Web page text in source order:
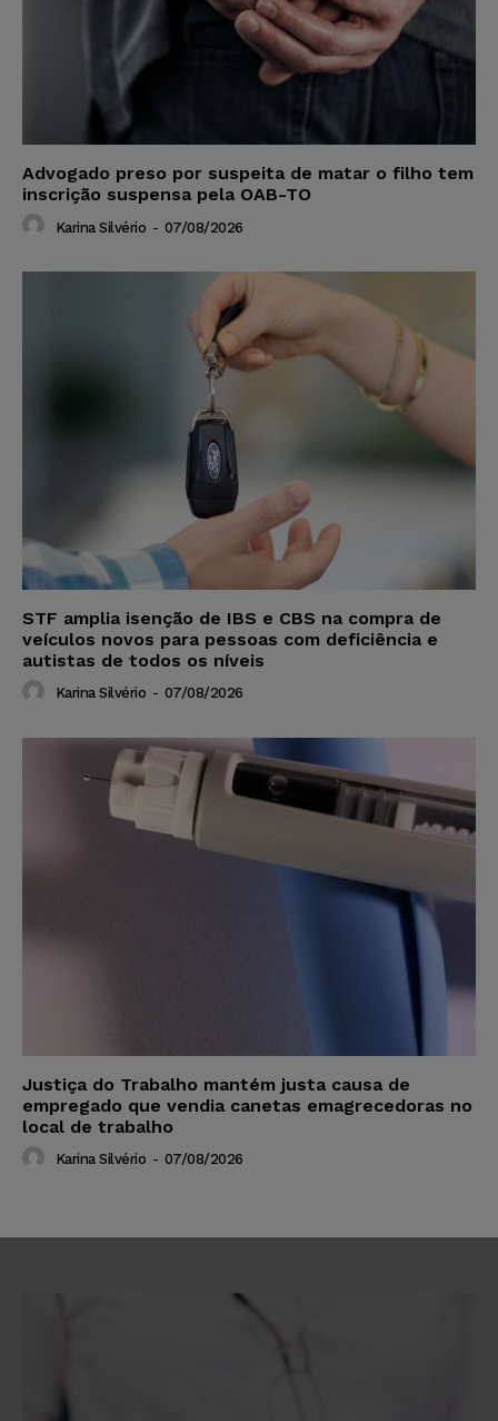
Advogado preso por suspeita de matar o filho tem
inscrição suspensa pela OAB-TO
Karina Silvério - 07/08/2026
STF amplia isenção de IBS e CBS na compra de
veículos novos para pessoas com deficiência e
autistas de todos os níveis
Karina Silvério - 07/08/2026
Justiça do Trabalho mantém justa causa de
empregado que vendia canetas emagrecedoras no
local de trabalho
Karina Silvério - 07/08/2026